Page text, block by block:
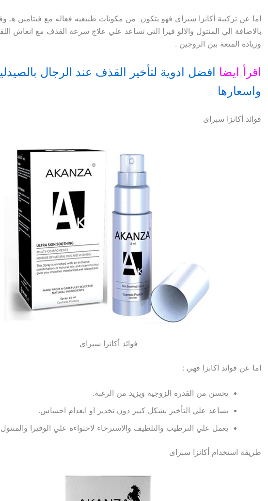
اما عن تركيبة أكانزا سبراى فهو يتكون من مكونات طبيعيه فعاله مع فيتامين هـ
بالاضافة الي المنتول والالو فيرا التي تساعد علي علاج سرعة القذف مع انعاش
وزيادة المتعة بين الزوجين .
اقرأ ايضا افضل ادوية لتأخير القذف عند الرجال
واسعارها
فوائد أكانزا سبراى
فوائد أكانزا سبراى
اما عن فوائد اكانزا فهي :
يحسن من القدره الزوجية ويزيد من الرغبة.
يساعد علي التأخير بشكل كبير دون تخدير او انعدام احساس.
يعمل علي الترطيب والتلطيف والاسترخاء لاحتواءه علي الوفيرا
طريقة استخدام أكانزا سبراى